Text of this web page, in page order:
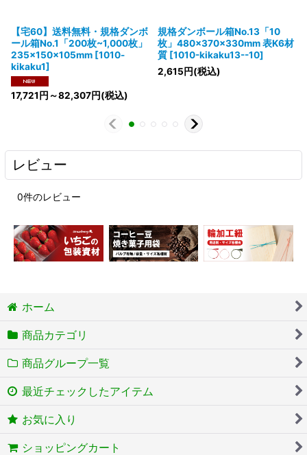
【宅60】送料無料・規格ダンボ
ール箱No.1「200枚~1,000枚」
235×150×105mm [1010-
kikaku1]
17,721 円 ～82,307円(税込)
規格ダンボール箱No.13「10
枚」480×370×330mm 表K6材
質 [1010-kikaku13--10]
2,615 円(税込)
レビュー
0件のレビュー
ホーム
商品カテゴリ
商品グループ一覧
最近チェックしたアイテム
お気に入り
ショッピングカート